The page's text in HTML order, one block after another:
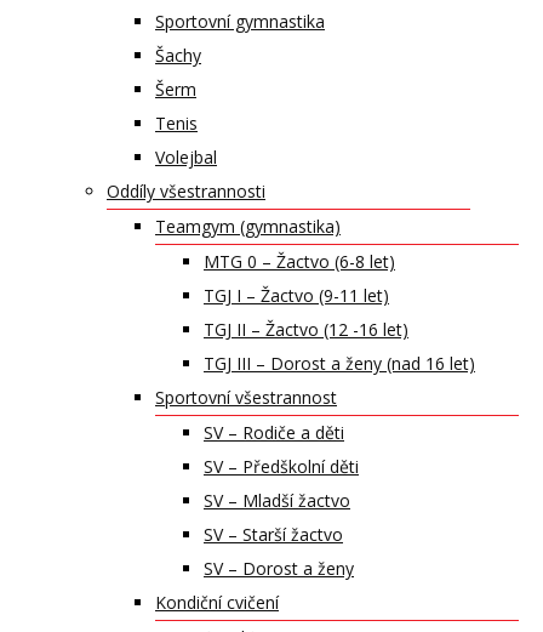
Sportovní gymnastika
Šachy
Šerm
Tenis
Volejbal
Oddíly všestrannosti
Teamgym (gymnastika)
MTG 0 – Žactvo (6-8 let)
TGJ I – Žactvo (9-11 let)
TGJ II – Žactvo (12 -16 let)
TGJ III – Dorost a ženy (nad 16 let)
Sportovní všestrannost
SV – Rodiče a děti
SV – Předškolní děti
SV – Mladší žactvo
SV – Starší žactvo
SV – Dorost a ženy
Kondiční cvičení